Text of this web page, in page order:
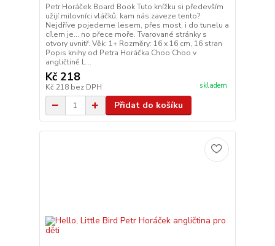
Petr Horáček Board Book Tuto knížku si především
užijí milovníci vláčků, kam nás zaveze tento?
Nejdříve pojedeme lesem, přes most, i do tunelu a
cílem je... no přece moře. Tvarované stránky s
otvory uvnitř. Věk: 1+ Rozměry: 16 x 16 cm, 16 stran
Popis knihy od Petra Horáčka Choo Choo v
angličtině L...
Kč 218
Kč 218 bez DPH skladem
Přidat do košíku